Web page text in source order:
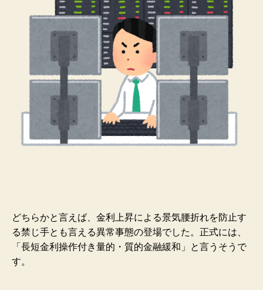
どちらかと言えば、金利上昇による景気腰折れを防止す
る禁じ手とも言える異常事態の登場でした。正式には、
「長短金利操作付き量的・質的金融緩和」と言うそうで
す。